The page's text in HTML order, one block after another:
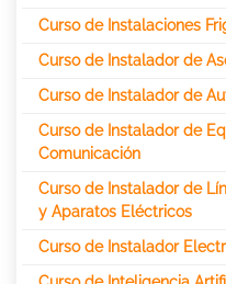
Curso de Instalaciones
Curso de Instalador de
Curso de Instalador de
Curso de Instalador de
Comunicación
Curso de Instalador de
y Aparatos Eléctricos
Curso de Instalador